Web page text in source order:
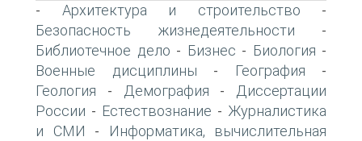
- Архитектура и строительство -
Безопасность жизнедеятельности -
Библиотечное дело - Бизнес - Биология -
Военные дисциплины - География -
Геология - Демография -
Диссертации
России - Естествознание - Журналистика
и СМИ -
Информатика, вычислительная